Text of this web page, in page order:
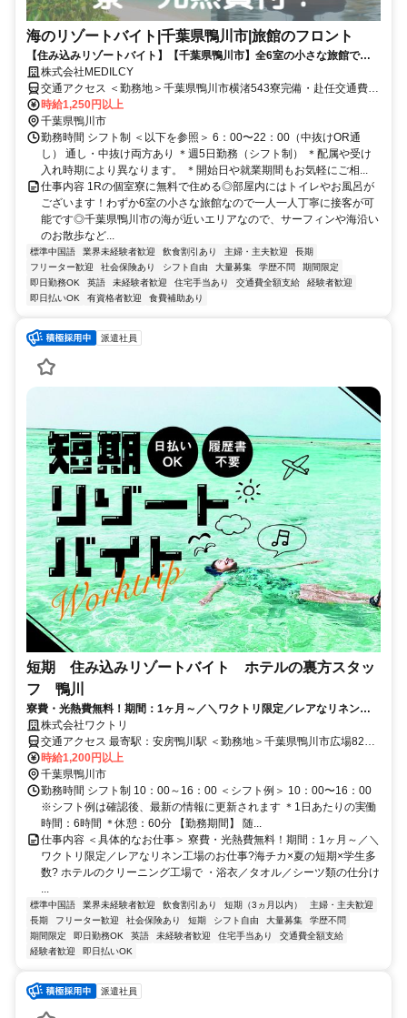
海のリゾートバイト|千葉県鴨川市|旅館のフロント
【住み込みリゾートバイト】【千葉県鴨川市】全6室の小さな旅館でフ
ロント１R個室寮無料！
株式会社MEDILCY
交通アクセス ＜勤務地＞千葉県鴨川市横渚543寮完備・赴任交通費支
給！◆寮完備◆日払い最大90％対応◆最短"当日"にお仕事ご紹介
時給1,250円以上
千葉県鴨川市
勤務時間 シフト制 ＜以下を参照＞ 6：00〜22：00（中抜けOR通
し） 通し・中抜け両方あり ＊週5日勤務（シフト制） ＊配属や受け
入れ時期により異なります。 ＊開始日や就業期間もお気軽にご相...
仕事内容 1Rの個室寮に無料で住める◎部屋内にはトイレやお風呂が
ございます！わずか6室の小さな旅館なので一人一人丁寧に接客が可
能です◎千葉県鴨川市の海が近いエリアなので、サーフィンや海沿い
のお散歩など...
標準中国語 業界未経験者歓迎 飲食割引あり 主婦・主夫歓迎
長期
フリーター歓迎
社会保険あり シフト自由 大量募集 学歴不問
期間限定
即日勤務OK
英語 未経験者歓迎 住宅手当あり 交通費全額支給
経験者歓迎
即日払いOK
有資格者歓迎 食費補助あり
派遣社員
短期 住み込みリゾートバイト ホテルの裏方スタッ
フ 鴨川
寮費・光熱費無料！期間：1ヶ月～／＼ワクトリ限定／レアなリネン工
場のお仕事?海チカ×夏の短期×学生多数?
株式会社ワクトリ
交通アクセス 最寄駅：安房鴨川駅 ＜勤務地＞千葉県鴨川市広場820
番地★寮完備・赴任交通費支給！ 【東京方面より】 特急わかしおま
たは高速バス「アクシー号」で東京駅⇒安房鴨川駅（約2時間） 安房
鴨川駅より徒歩で約10分 ※ご自宅からの通勤も相談OK！住み込みを
希望されない場合もお気軽にご相談ください。
時給1,200円以上
千葉県鴨川市
勤務時間 シフト制 10：00～16：00 ＜シフト例＞ 10：00〜16：00
※シフト例は確認後、最新の情報に更新されます ＊1日あたりの実働
時間：6時間 ＊休憩：60分 【勤務期間】 随...
仕事内容 ＜具体的なお仕事＞ 寮費・光熱費無料！期間：1ヶ月～／＼
ワクトリ限定／レアなリネン工場のお仕事?海チカ×夏の短期×学生多
数? ホテルのクリーニング工場で ・浴衣／タオル／シーツ類の仕分け
...
標準中国語 業界未経験者歓迎 飲食割引あり 短期（3ヵ月以内）
主婦・主夫歓迎
長期
フリーター歓迎 社会保険あり 短期 シフト自由 大量募集
学歴不問
期間限定
即日勤務OK 英語 未経験者歓迎 住宅手当あり
交通費全額支給
経験者歓迎
即日払いOK
派遣社員